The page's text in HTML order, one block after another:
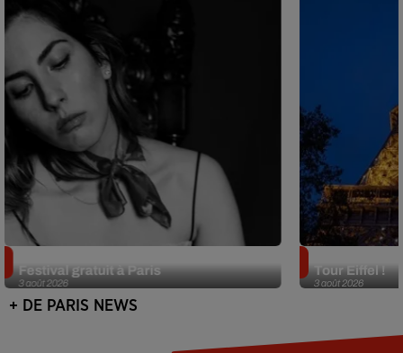
3 août 2026
Festival gratuit à Paris
3 août 2026
Tour Eiffel !
+ DE PARIS NEWS